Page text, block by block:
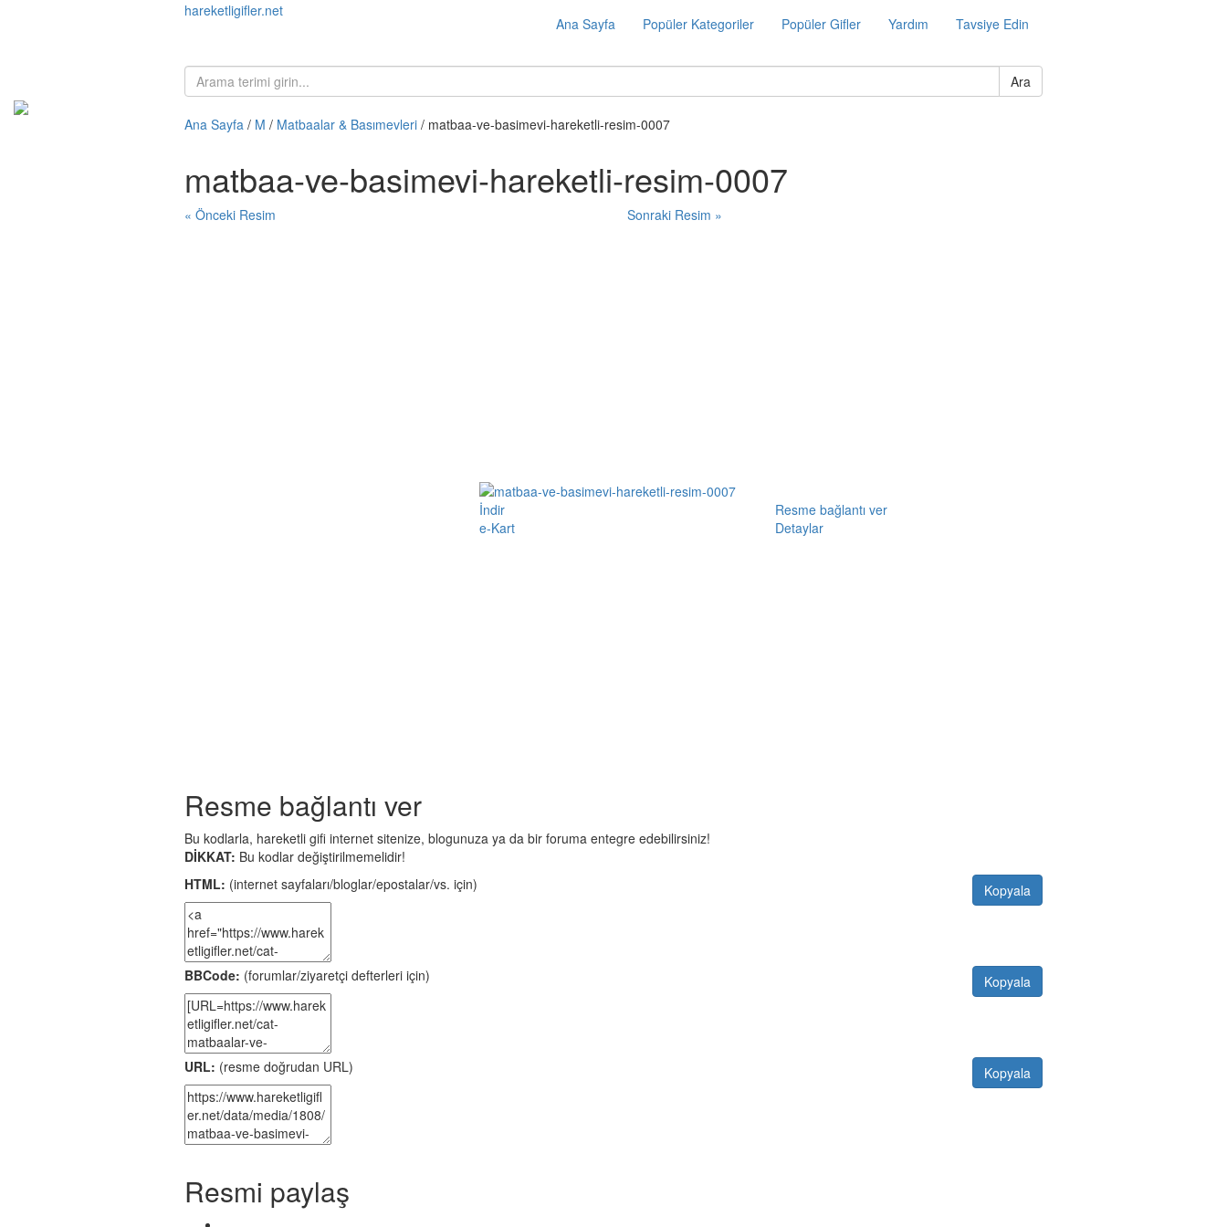
hareketligifler.net
Ana Sayfa Popüler Kategoriler Popüler Gifler Yardım Tavsiye Edin
Ara
Ana Sayfa / M / Matbaalar & Basımevleri / matbaa-ve-basimevi-hareketli-resim-0007
matbaa-ve-basimevi-hareketli-resim-0007
« Önceki Resim Sonraki Resim »
İndir
Resme bağlantı ver
e-Kart
Detaylar
Resme bağlantı ver
Bu kodlarla, hareketli gifi internet sitenize, blogunuza ya da bir foruma entegre edebilirsiniz!
DİKKAT: Bu kodlar değiştirilmemelidir!
HTML: (internet sayfaları/bloglar/epostalar/vs. için) Kopyala
BBCode: (forumlar/ziyaretçi defterleri için) Kopyala
URL: (resme doğrudan URL) Kopyala
Resmi paylaş